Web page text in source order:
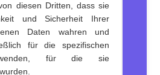
diesen Dritten, dass sie
und Sicherheit Ihrer
Daten wahren und
für die spezifischen
für die sie